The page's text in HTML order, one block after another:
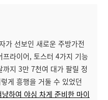
가 선보인 새로운 주방가전
라이어, 토스터 4가지 기능
지 3만 7천여 대가 팔릴 정
게 흥행을 거둘 수 있었던
하여 야심 차게 준비한 마이